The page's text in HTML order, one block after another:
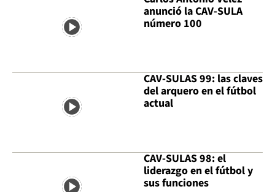
anunció la CAV-SULA
número 100
CAV-SULAS 99: las claves
del arquero en el fútbol
actual
CAV-SULAS 98: el
liderazgo en el fútbol y
sus funciones